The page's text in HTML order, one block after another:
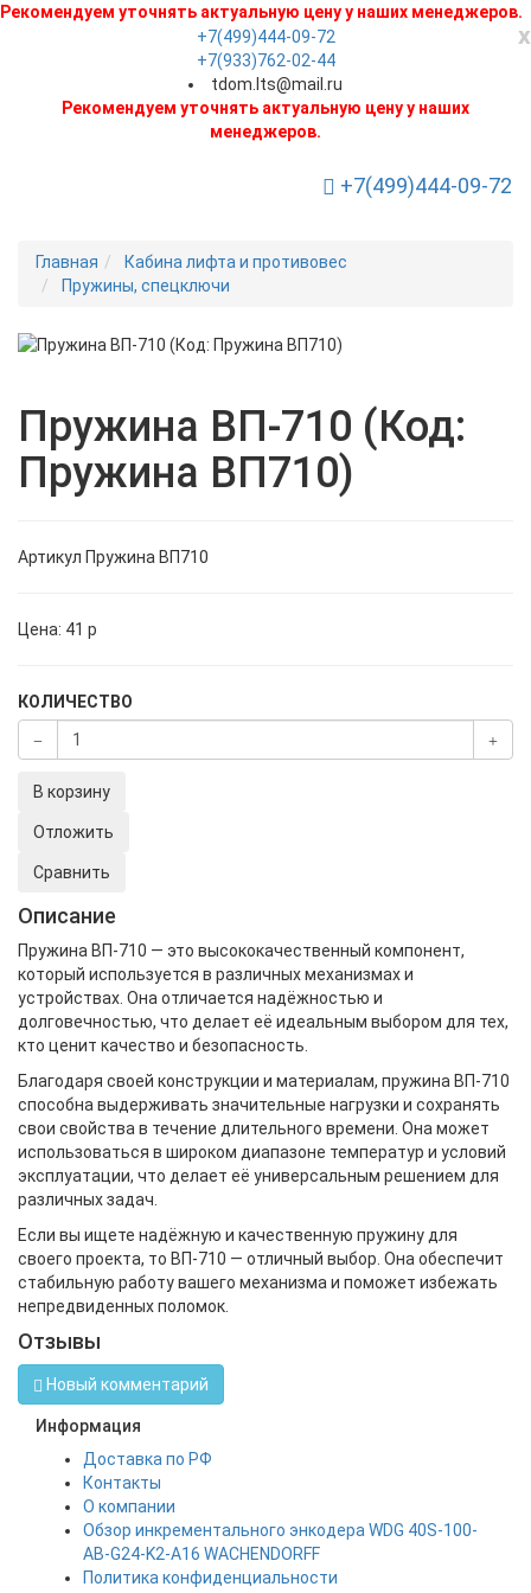
Рекомендуем уточнять актуальную цену у наших менеджеров.
x
+7(499)444-09-72
+7(933)762-02-44
tdom.lts@mail.ru
Рекомендуем уточнять актуальную цену у наших
менеджеров.
+7(499)444-09-72
Toggle Navigation
Главная
Кабина лифта и противовес
Пружины, спецключи
Пружина ВП-710 (Код:
Пружина ВП710)
Артикул Пружина ВП710
Цена: 41 p
КОЛИЧЕСТВО
В корзину
Отложить
Сравнить
Описание
Пружина ВП-710 — это высококачественный компонент,
который используется в различных механизмах и
устройствах. Она отличается надёжностью и
долговечностью, что делает её идеальным выбором для тех,
кто ценит качество и безопасность.
Благодаря своей конструкции и материалам, пружина ВП-710
способна выдерживать значительные нагрузки и сохранять
свои свойства в течение длительного времени. Она может
использоваться в широком диапазоне температур и условий
эксплуатации, что делает её универсальным решением для
различных задач.
Если вы ищете надёжную и качественную пружину для
своего проекта, то ВП-710 — отличный выбор. Она обеспечит
стабильную работу вашего механизма и поможет избежать
непредвиденных поломок.
Отзывы
Новый комментарий
Информация
Доставка по РФ
Контакты
О компании
Обзор инкрементального энкодера WDG 40S-100-
AB-G24-K2-A16 WACHENDORFF
Политика конфиденциальности